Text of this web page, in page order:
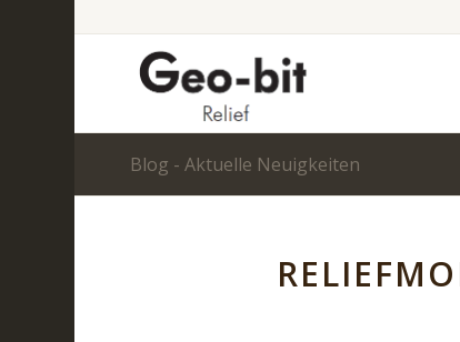
Blog - Aktuelle Neuigkeiten